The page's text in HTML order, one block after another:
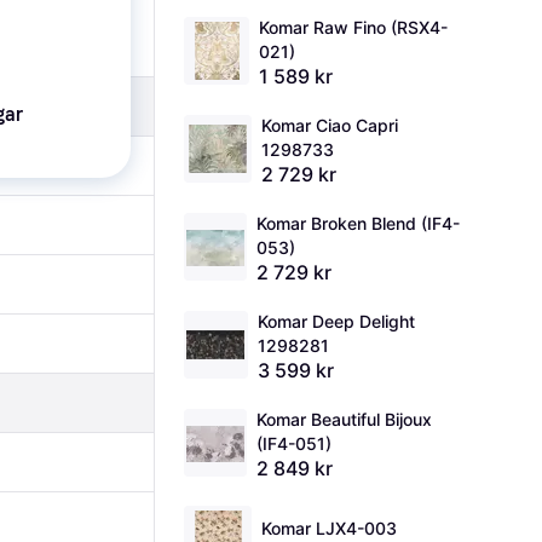
Komar Raw Fino (RSX4-
021)
1 589 kr
Komar Ciao Capri
1298733
2 729 kr
Komar Broken Blend (IF4-
053)
2 729 kr
Komar Deep Delight
1298281
3 599 kr
Komar Beautiful Bijoux
(IF4-051)
2 849 kr
Komar LJX4-003